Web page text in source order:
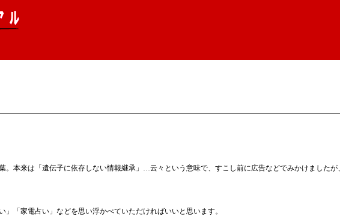
本来は「遺伝子に依存しない情報継承」…云々という意味で、すこし前に広告などでみかけました
「家電占い」などを思い浮かべていただければいいと思います。